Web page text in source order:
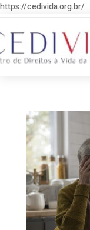
https://cedivida.org.br/